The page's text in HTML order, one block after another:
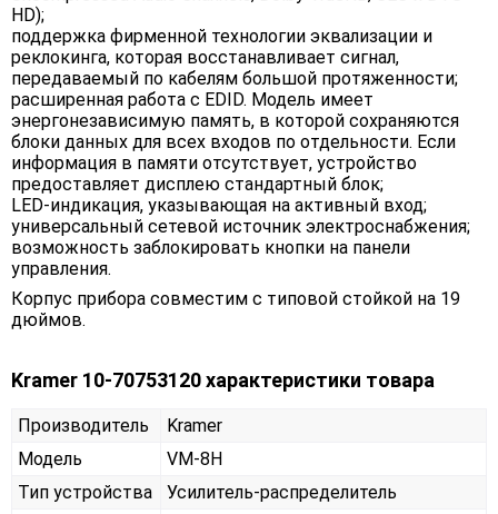
HD);
поддержка фирменной технологии эквализации и
реклокинга, которая восстанавливает сигнал,
передаваемый по кабелям большой протяженности;
расширенная работа с EDID. Модель имеет
энергонезависимую память, в которой сохраняются
блоки данных для всех входов по отдельности. Если
информация в памяти отсутствует, устройство
предоставляет дисплею стандартный блок;
LED-индикация, указывающая на активный вход;
универсальный сетевой источник электроснабжения;
возможность заблокировать кнопки на панели
управления.
Корпус прибора совместим с типовой стойкой на 19
дюймов.
Kramer 10-70753120 характеристики товара
Производитель
Kramer
Модель
VM-8H
Тип устройства
Усилитель-распределитель